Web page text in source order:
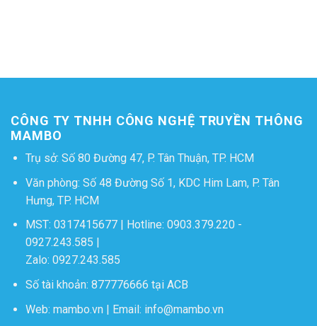
CÔNG TY TNHH CÔNG NGHỆ TRUYỀN THÔNG
MAMBO
Trụ sở: Số 80 Đường 47, P. Tân Thuận, TP. HCM
Văn phòng: Số 48 Đường Số 1, KDC Him Lam, P. Tân
Hưng, TP. HCM
MST: 0317415677 | Hotline: 0903.379.220-
0927.243.585
Zalo: 0927.243.585
Số tài khoản: 877776666 tại ACB
Web: mambo.vn| Email: info@mambo.vn